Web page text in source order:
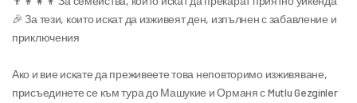
🎉 За тези, които искат да изживеят ден, изпълнен с забавление и
приключения
Ако и вие искате да преживеете това неповторимо изживяване,
присъединете се към тура до Машукие и Орманя с Mutlu Gezginler